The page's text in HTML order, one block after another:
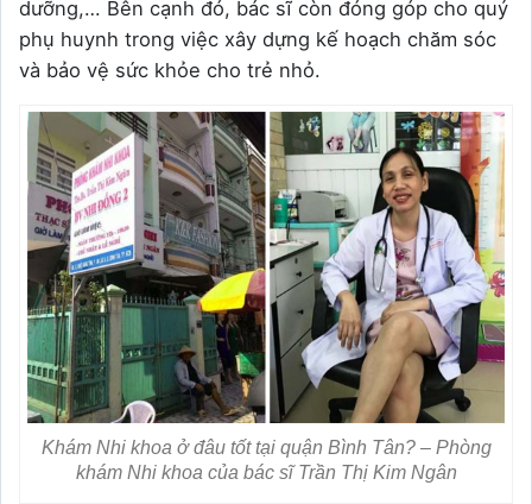
dưỡng,… Bên cạnh đó, bác sĩ còn đóng góp cho quý
phụ huynh trong việc xây dựng kế hoạch chăm sóc
và bảo vệ sức khỏe cho trẻ nhỏ.
Khám Nhi khoa ở đâu tốt tại quận Bình Tân? – Phòng
khám Nhi khoa của bác sĩ Trần Thị Kim Ngân